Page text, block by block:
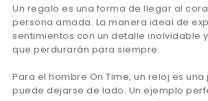
Un regalo es una forma de llegar al
persona amada. La manera ideal de
sentimientos con un detalle inolvidable
que perdurarán para siempre.
Para el hombre On Time, un reloj es
puede dejarse de lado. Un ejemplo